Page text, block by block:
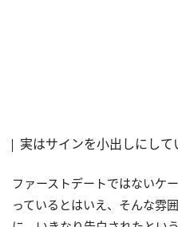
実はサインを小出しにして
ファーストデートではないケ
っているとはいえ、そんな雰